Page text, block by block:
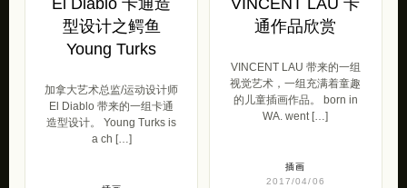
型设计之鳄鱼
Young Turks
加拿大艺术总监/运动设计师
El Diablo 带来的一组卡通
造型设计。 Young Turks is
a ch […]
通作品欣赏
VINCENT LAU 带来的一组
视觉艺术，一组充满着童趣
的儿童插画作品。 born in
WA. went […]
插画
2017/04/06